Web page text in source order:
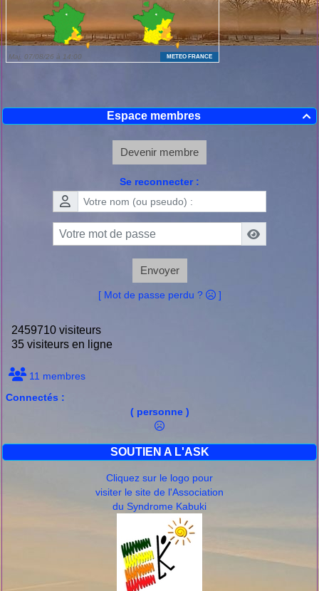

Espace membres
Devenir membre
Se reconnecter :
Envoyer
[ Mot de passe perdu ? ]
2459710 visiteurs
35 visiteurs en ligne
11 membres
Connectés :
( personne )
SOUTIEN A L'ASK
Cliquez sur le logo pour
visiter le site de l'Association
du Syndrome Kabuki